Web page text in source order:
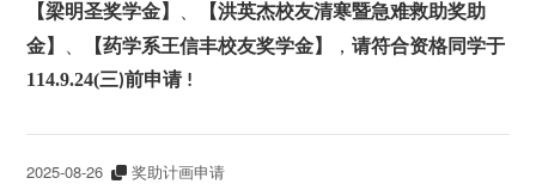
【梁明圣奖学金】
【洪英杰校友清寒暨急难救助奖助
金】
【药学系王信丰校友奖学金】 ，请符合资格同学于
114.9.24(三)前申请 !
2025-08-26 奖助计画申请